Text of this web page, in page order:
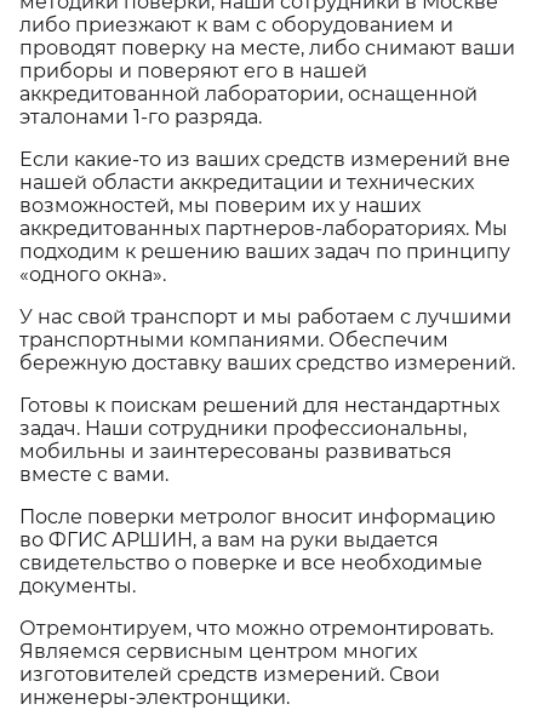
либо приезжают к вам с оборудованием и
проводят поверку на месте, либо снимают ваши
приборы и поверяют его в нашей
аккредитованной лаборатории, оснащенной
эталонами 1-го разряда.
Если какие-то из ваших средств измерений вне
нашей области аккредитации и технических
возможностей, мы поверим их у наших
аккредитованных партнеров-лабораториях. Мы
подходим к решению ваших задач по принципу
«одного окна».
У нас свой транспорт и мы работаем с лучшими
транспортными компаниями. Обеспечим
бережную доставку ваших средство измерений.
Готовы к поискам решений для нестандартных
задач. Наши сотрудники профессиональны,
мобильны и заинтересованы развиваться
вместе с вами.
После поверки метролог вносит информацию
во ФГИС АРШИН, а вам на руки выдается
свидетельство о поверке и все необходимые
документы.
Отремонтируем, что можно отремонтировать.
Являемся сервисным центром многих
изготовителей средств измерений. Свои
инженеры-электронщики.